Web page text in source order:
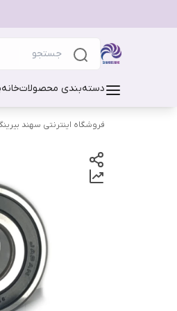
دسته‌بندی محصولاتخانه
فروشگاه اینترنتی سهند